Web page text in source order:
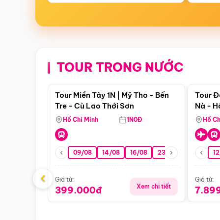
TOUR TRONG NƯỚC
Điểm nổi bật
Tour Miền Tây 1N | Mỹ Tho - Bến
Tre - Cù Lao Thới Sơn
Hồ Chí Minh 1N0Đ
09/08 14/08 16/08 23/08 30/08
Giá từ:
399.000đ Xem chi tiết
Tour
Nà -
Nha
Hồ
Giá từ:
‹